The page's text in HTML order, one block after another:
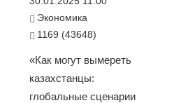
Экономика
1169 (43648)
«Как могут вымереть
казахстанцы:
глобальные сценарии